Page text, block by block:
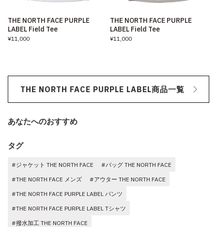
THE NORTH FACE PURPLE
LABEL Field Tee
¥11,000
THE NORTH FACE PURPLE
LABEL Field Tee
¥11,000
THE NORTH FACE PURPLE LABEL商品一覧
あなたへのおすすめ
タグ
#ジャケット THE NORTH FACE
#バッグ THE NORTH FACE
#THE NORTH FACE メンズ
#アウター THE NORTH FACE
#THE NORTH FACE PURPLE LABEL パンツ
#THE NORTH FACE PURPLE LABEL Tシャツ
#撥水加工 THE NORTH FACE